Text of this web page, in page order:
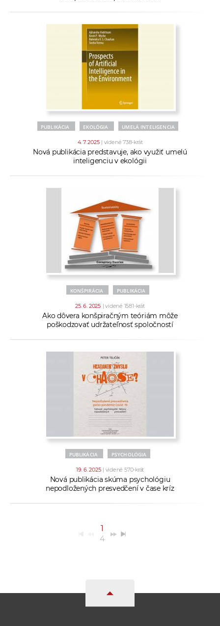
PUBLIKÁCIA EKOLÓGIA UMELÁ INTELIGENCIA
4. 7. 2025 | videné 738-krát
Nová publikácia predstavuje, ako využiť umelú
inteligenciu v ekológii
KONŠPIRÁCIA PUBLIKÁCIA
25. 6. 2025 | videné 1581-krát
Ako dôvera konšpiračným teóriám môže
poškodzovať udržateľnosť spoločností
PUBLIKÁCIA PSYCHOLÓGIA
19. 6. 2025 | videné 570-krát
Nová publikácia skúma psychológiu
nepodložených presvedčení v čase kríz
1
4